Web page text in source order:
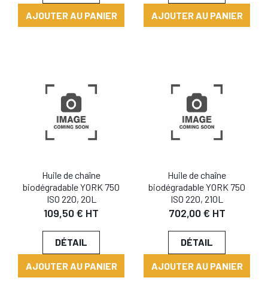
AJOUTER AU PANIER AJOUTER AU PANIER
Huile de chaîne
biodégradable YORK 750
ISO 220, 20L
109,50 € HT
DÉTAIL
AJOUTER AU PANIER
Huile de chaîne
biodégradable YORK 750
ISO 220, 210L
702,00 € HT
DÉTAIL
AJOUTER AU PANIER